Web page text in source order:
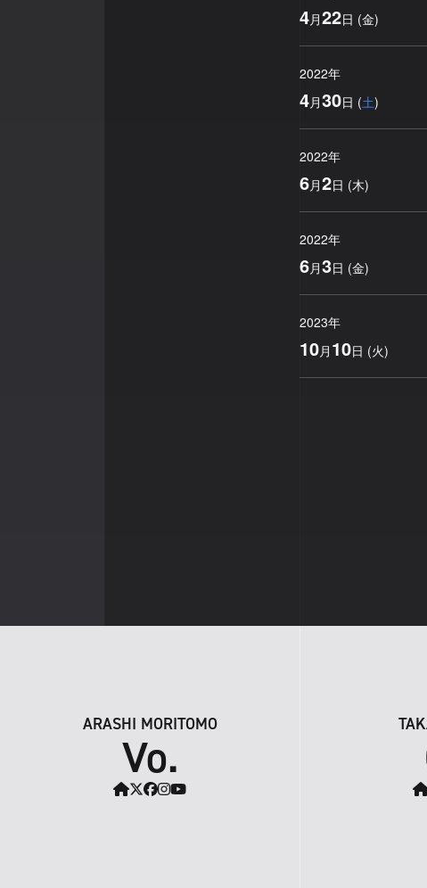
4月22日 (金)
2022年
4月30日 (土)
2022年
6月2日 (木)
2022年
6月3日 (金)
2023年
10月 10日 (火)
ARASHI MORITOMO
Vo.